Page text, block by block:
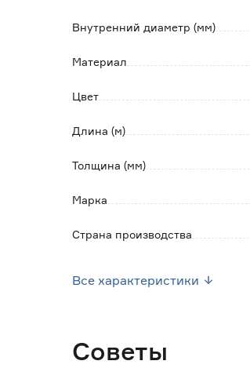
- высокий класс пожарной
- клеевой слой;
- низкое грязеудержание.
Внутренний диаметр (мм)
Материал
Цвет
Длина (м)
Толщина (мм)
Марка
Страна производства
Все характеристики
Советы